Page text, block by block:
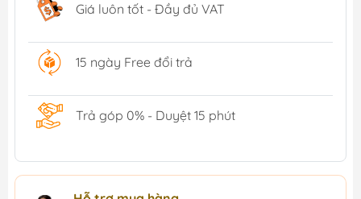
Giá luôn tốt - Đầy đủ VAT
15 ngày Free đổi trả
Trả góp 0% - Duyệt 15 phút